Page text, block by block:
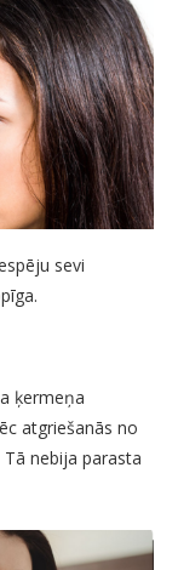
sevi
ķermeņa
atgriešanās no
nebija parasta